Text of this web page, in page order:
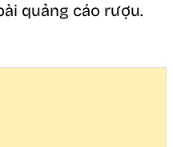
quảng cáo rượu.